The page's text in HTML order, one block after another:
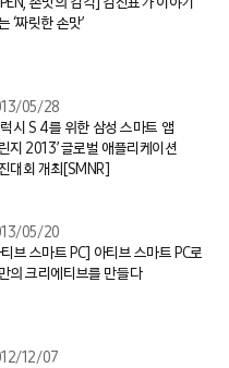
‘짜릿한 손맛’
05/28
럭시 S 4를 위한 삼성 스마트 앱
지 2013’ 글로벌 애플리케이션
대회 개최[SMNR]
05/20
브 스마트 PC] 아티브 스마트 PC로
의 크리에티브를 만들다
12/07